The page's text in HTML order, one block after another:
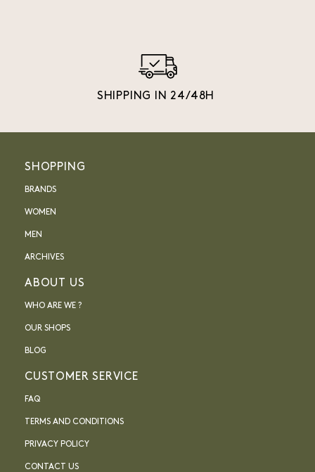
SHIPPING IN 24/48H
SHOPPING
BRANDS
WOMEN
MEN
ARCHIVES
ABOUT US
WHO ARE WE ?
OUR SHOPS
BLOG
CUSTOMER SERVICE
FAQ
TERMS AND CONDITIONS
PRIVACY POLICY
CONTACT US